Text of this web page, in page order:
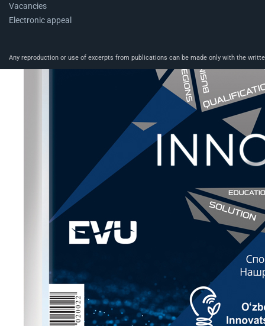
Vacancies
Electronic appeal
Any reproduction or use of excerpts from publications can be made only with the